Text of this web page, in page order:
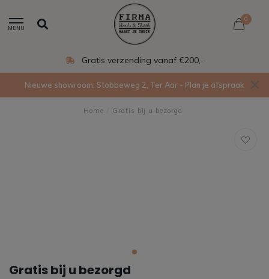
MENU
0
Gratis verzending vanaf €200,-
Nieuwe showroom: Stobbeweg 2, Ter Aar - Plan je afspraak
Home G​r​a​t​i​s​ ​b​i​j​ ​u​ ​b​​​e​z​o​r​g​d​
G​r​a​t​i​s​ ​b​i​j​ ​u​ ​b​​​e​z​o​r​g​d​